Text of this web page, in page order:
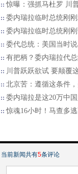
惊曝：强抓马杜罗 川
委内瑞拉临时总统刚
委内瑞拉临时总统刚
委代总统：美国当时
有把柄？委内瑞拉代
川普跃跃欲试 要颠覆
北京苦：遵循这条件
委内瑞拉是这20万中
惊魂16小时！马查多
当前新闻共有5条评论